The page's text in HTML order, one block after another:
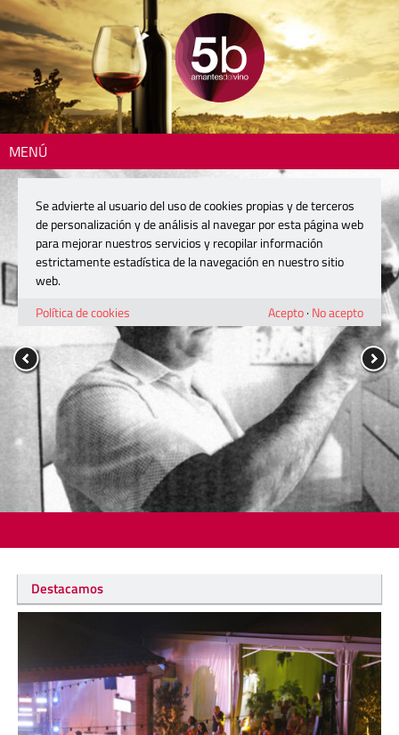
MENÚ
Destacamos
Se advierte al usuario del uso de cookies propias y de terceros
de personalización y de análisis al navegar por esta página web
para mejorar nuestros servicios y recopilar información
estrictamente estadística de la navegación en nuestro sitio
web.
Política de cookies
Acepto· No acepto